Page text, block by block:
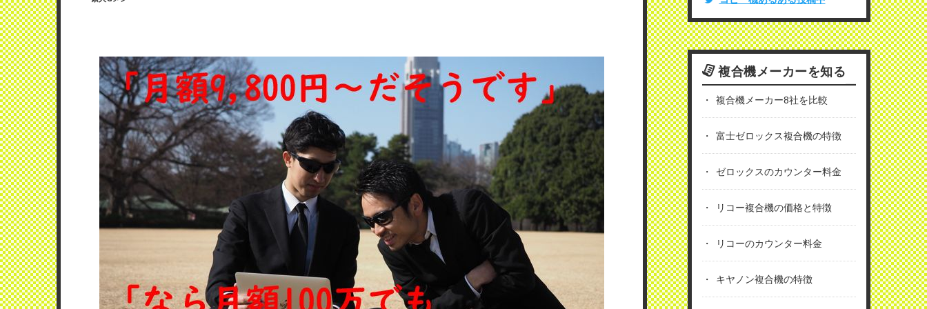
複合機メーカーを知る
複合機メーカー8社を比較
富士ゼロックス複合機の特徴
ゼロックスのカウンター料金
リコー複合機の価格と特徴
リコーのカウンター料金
キヤノン複合機の特徴